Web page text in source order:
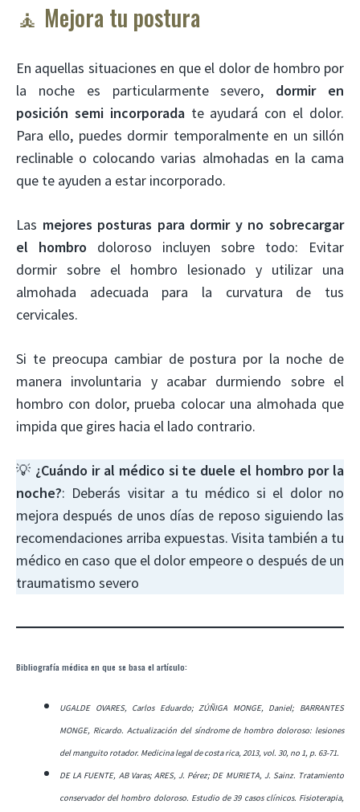
🧘 Mejora tu postura
En aquellas situaciones en que el dolor de hombro por
la noche es particularmente severo, dormir en
posición semi incorporadate ayudará con el dolor.
Para ello, puedes dormir temporalmente en un sillón
reclinable o colocando varias almohadas en la cama
que te ayuden a estar incorporado.
Las mejores posturas para dormir y no sobrecargar
el hombro doloroso incluyen sobre todo: Evitar
dormir sobre el hombro lesionado y utilizar una
almohada adecuada para la curvatura de tus
cervicales.
Si te preocupa cambiar de postura por la noche de
manera involuntaria y acabar durmiendo sobre el
hombro con dolor, prueba colocar una almohada que
impida que gires hacia el lado contrario.
💡 ¿Cuándo ir al médico si te duele el hombro por la
noche?: Deberás visitar a tu médico si el dolor no
mejora después de unos días de reposo siguiendo las
recomendaciones arriba expuestas. Visita también a tu
médico en caso que el dolor empeore o después de un
traumatismo severo
Bibliografía médica en que se basa el artículo:
UGALDE OVARES, Carlos Eduardo; ZÚÑIGA MONGE, Daniel; BARRANTES
MONGE, Ricardo. Actualización del síndrome de hombro doloroso: lesiones
del manguito rotador. Medicina legal de costa rica, 2013, vol. 30, no 1, p. 63-71.
DE LA FUENTE, AB Varas; ARES, J. Pérez; DE MURIETA, J. Sainz. Tratamiento
conservador del hombro doloroso. Estudio de 39 casos clínicos. Fisioterapia,